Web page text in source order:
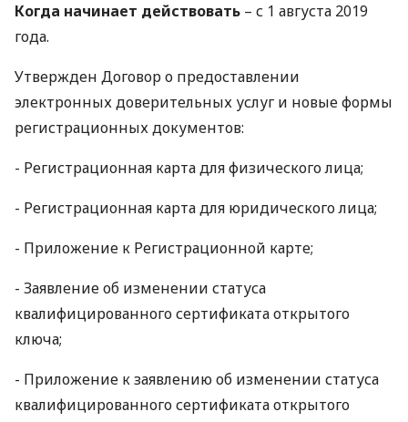
Когда начинает действовать – с 1 августа 2019
года.
Утвержден Договор о предоставлении
электронных доверительных услуг и новые формы
регистрационных документов:
- Регистрационная карта для физического лица;
- Регистрационная карта для юридического лица;
- Приложение к Регистрационной карте;
- Заявление об изменении статуса
квалифицированного сертификата открытого
ключа;
- Приложение к заявлению об изменении статуса
квалифицированного сертификата открытого